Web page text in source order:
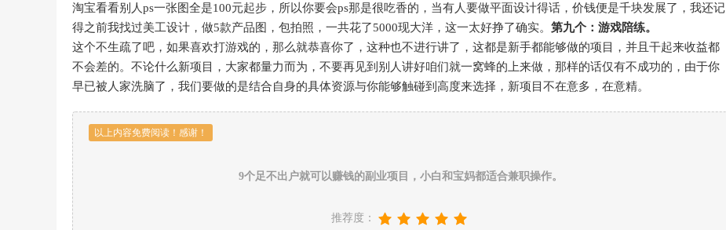
淘宝看看别人ps一张图全是100元起步，所以你要会ps那是很吃香的，当有人要做平面设计得话，价钱便是千块发展了，我还记
得之前我找过美工设计，做5款产品图，包拍照，一共花了5000现大洋，这一太好挣了确实。 第九个：游戏陪练。
这个不生疏了吧，如果喜欢打游戏的，那么就恭喜你了，这种也不进行讲了，这都是新手都能够做的项目，并且干起来收益都
不会差的。不论什么新项目，大家都量力而为，不要再见到别人讲好咱们就一窝蜂的上来做，那样的话仅有不成功的，由于你
早已被人家洗脑了，我们要做的是结合自身的具体资源与你能够触碰到高度来选择，新项目不在意多，在意精。
以上内容免费阅读！感谢！
9个足不出户就可以赚钱的副业项目，小白和宝妈都适合兼职操作。
推荐度：